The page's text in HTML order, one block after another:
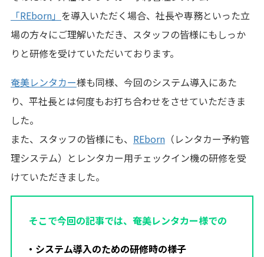
「REborn」 を導入いただく場合、社長や専務といった立
場の方々にご理解いただき、スタッフの皆様にもしっか
りと研修を受けていただいております。
奄美レンタカー様も同様、今回のシステム導入にあた
り、平社長とは何度もお打ち合わせをさせていただきま
した。
また、スタッフの皆様にも、 REborn（レンタカー予約管
理システム）とレンタカー用チェックイン機の研修を受
けていただきました。
そこで今回の記事では、奄美レンタカー様での
・システム導入のための研修時の様子